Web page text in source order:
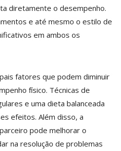
diretamente o desempenho.
e até mesmo o estilo de
em ambos os
fatores que podem diminuir
físico. Técnicas de
e uma dieta balanceada
efeitos. Além disso, a
pode melhorar o
na resolução de problemas